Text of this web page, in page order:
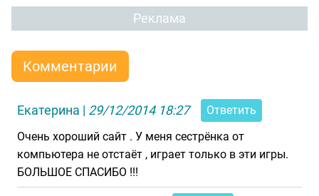
Реклама
Комментарии
Екатерина | 29/12/2014 18:27
Ответить
Очень хороший сайт . У меня сестрёнка от
компьютера не отстаёт , играет только в эти игры.
БОЛЬШОЕ СПАСИБО !!!